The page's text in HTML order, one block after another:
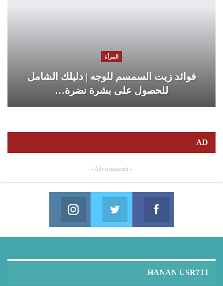
المرأة
فوائد زيت السمسم للوجه | دليلك الشامل
للحصول على بشرة نضرة…
AD
- Advertisement -
Facebook
Join us on Facebook
Twitter
Join us on Twitter
HANAN USR7TI